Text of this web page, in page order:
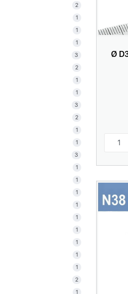
2
1
1
1
3
2
1
1
3
2
1
1
3
1
1
1
1
1
1
1
1
1
2
1
Ø